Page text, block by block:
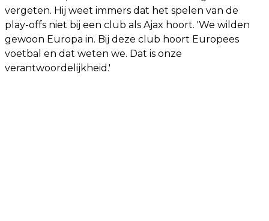
vergeten. Hij weet immers dat het spelen van de
play-offs niet bij een club als Ajax hoort. 'We wilden
gewoon Europa in. Bij deze club hoort Europees
voetbal en dat weten we. Dat is onze
verantwoordelijkheid.'